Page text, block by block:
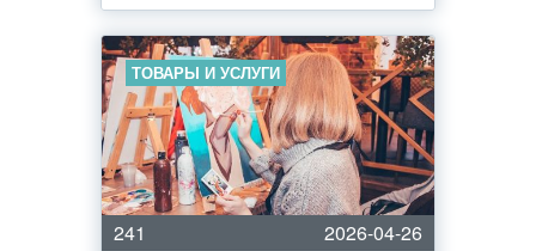
ТОВАРЫ И УСЛУГИ
241
2026-04-26